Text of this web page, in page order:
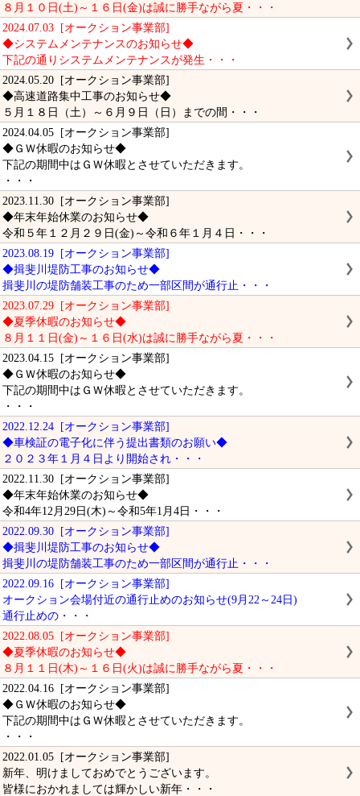
８月１０日(土)～１６日(金)は誠に勝手ながら夏・・・
2024.07.03 [オークション事業部]
◆システムメンテナンスのお知らせ◆
下記の通りシステムメンテナンスが発生・・・
2024.05.20 [オークション事業部]
◆高速道路集中工事のお知らせ◆
５月１８日（土）～６月９日（日）までの間・・・
2024.04.05 [オークション事業部]
◆ＧＷ休暇のお知らせ◆
下記の期間中はＧＷ休暇とさせていただきます。
・・・
2023.11.30 [オークション事業部]
◆年末年始休業のお知らせ◆
令和５年１２月２９日(金)～令和６年１月４日・・・
2023.08.19 [オークション事業部]
◆揖斐川堤防工事のお知らせ◆
揖斐川の堤防舗装工事のため一部区間が通行止・・・
2023.07.29 [オークション事業部]
◆夏季休暇のお知らせ◆
８月１１日(金)～１６日(水)は誠に勝手ながら夏・・・
2023.04.15 [オークション事業部]
◆ＧＷ休暇のお知らせ◆
下記の期間中はＧＷ休暇とさせていただきます。
・・・
2022.12.24 [オークション事業部]
◆車検証の電子化に伴う提出書類のお願い◆
２０２３年１月４日より開始され・・・
2022.11.30 [オークション事業部]
◆年末年始休業のお知らせ◆
令和4年12月29日(木)～令和5年1月4日・・・
2022.09.30 [オークション事業部]
◆揖斐川堤防工事のお知らせ◆
揖斐川の堤防舗装工事のため一部区間が通行止・・・
2022.09.16 [オークション事業部]
オークション会場付近の通行止めのお知らせ(9月22～24日)
通行止めの・・・
2022.08.05 [オークション事業部]
◆夏季休暇のお知らせ◆
８月１１日(木)～１６日(火)は誠に勝手ながら夏・・・
2022.04.16 [オークション事業部]
◆ＧＷ休暇のお知らせ◆
下記の期間中はＧＷ休暇とさせていただきます。
・・・
2022.01.05 [オークション事業部]
新年、明けましておめでとうございます。
皆様におかれましては輝かしい新年・・・